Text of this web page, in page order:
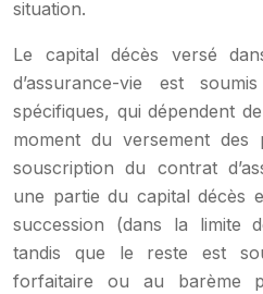
situation.
Le capital décès versé
d’assurance-vie est
spécifiques, qui dépendent
moment du versement
souscription du contrat
une partie du capital décès
succession (dans la limite
tandis que le reste est
forfaitaire ou au barème